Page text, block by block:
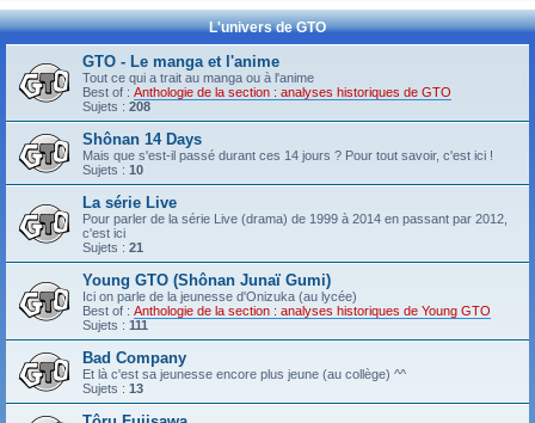
L'univers de GTO
GTO - Le manga et l'anime
Tout ce qui a trait au manga ou à l'anime
Best of : Anthologie de la section : analyses historiques de GTO
Sujets : 208
Shônan 14 Days
Mais que s'est-il passé durant ces 14 jours ? Pour tout savoir, c'est ici !
Sujets : 10
La série Live
Pour parler de la série Live (drama) de 1999 à 2014 en passant par 2012,
c'est ici
Sujets : 21
Young GTO (Shônan Junaï Gumi)
Ici on parle de la jeunesse d'Onizuka (au lycée)
Best of : Anthologie de la section : analyses historiques de Young GTO
Sujets : 111
Bad Company
Et là c'est sa jeunesse encore plus jeune (au collège) ^^
Sujets : 13